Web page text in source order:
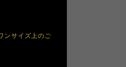
ンサイズ上のご